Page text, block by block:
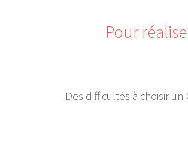
Pour
Des difficultés à choisir